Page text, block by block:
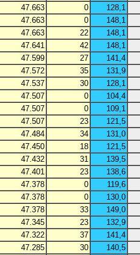
47.663 0
128,1
47.663 0
148,1
47.663 22
148,1
47.641 42
148,1
47.599 27
141,4
47.572 35
131,9
47.537 30
128,1
47.507 0
104,4
47.507 0
109,1
47.507 23
121,5
47.484 34
131,0
47.450 18
121,5
47.432 31
139,5
47.401 23
138,6
47.378 0
119,6
47.378 0
130,0
47.378 33
149,0
47.345 23
132,9
47.322 37
141,4
47.285 30
140,5